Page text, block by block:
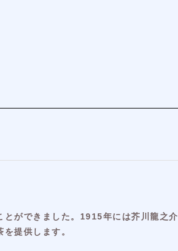
ができました。1915年には芥川龍之
提供します。